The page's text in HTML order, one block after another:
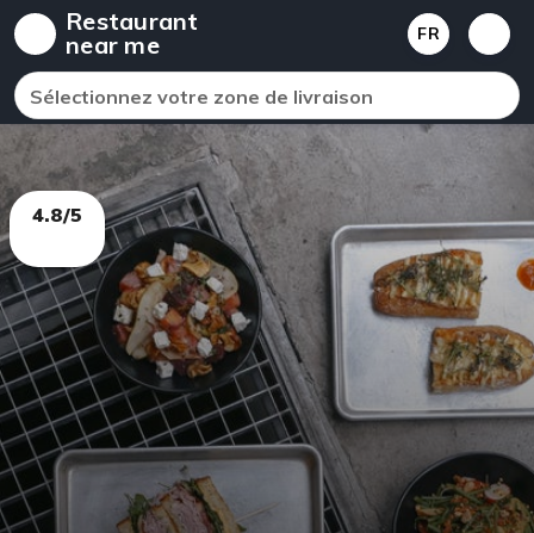
Restaurant
near me
FR
Sélectionnez votre zone de livraison
4.8/5